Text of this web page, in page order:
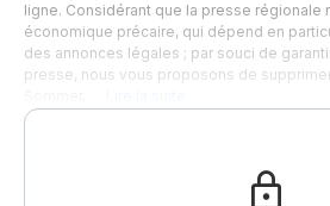
ligne. Considérant que la presse régionale
économique précaire, qui dépend en
des annonces légales ; par souci de
presse, nous vous proposons de